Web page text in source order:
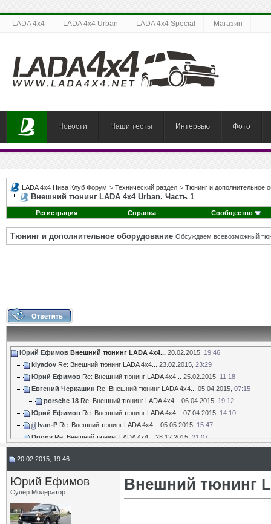
LADA 4x4 LADA 4x4 Urban LADA 4x4 Special Магазин
Новости Наши тесты Интервью Фото
LADA 4x4 Нива Клуб Форум > Технический раздел > Тюнинг и дополнительное
Внешний тюнинг LADA 4x4 Urban. Часть 1
Регистрация Справка Сообщество
Тюнинг и дополнительное оборудование Обсуждаем всевозможный
Юрий Ефимов Внешний тюнинг LADA 4x4... 20.02.2015, 19:46
klyadov Re: Внешний тюнинг LADA 4x4... 23.02.2015, 23:29
Юрий Ефимов Re: Внешний тюнинг LADA 4x4... 25.02.2015, 11:18
Евгений Черкашин Re: Внешний тюнинг LADA 4x4... 05.04.2015, 07:15
porsche 18 Re: Внешний тюнинг LADA 4x4... 06.04.2015, 19:12
Юрий Ефимов Re: Внешний тюнинг LADA 4x4... 07.04.2015, 14:10
Ivan-P Re: Внешний тюнинг LADA 4x4... 05.05.2015, 15:47
Dgony Re: Внешний тюнинг LADA 4x4... 28.12.2015, 21:07
PT Group Re: Внешний тюнинг LADA 4x4...01.03.2016,16:34
PT Group Re: Внешний тюнинг LADA 4x4...
Ларин Игорь Re: Внешний тюнинг LADA 4x4...04.08.2017,11:37
Федулов Re: Внешний тюнинг LADA 4x4... 21.01.2022, 10:46
20.02.2015, 19:46
Юрий Ефимов
Супер Модератор Внешний тюнинг